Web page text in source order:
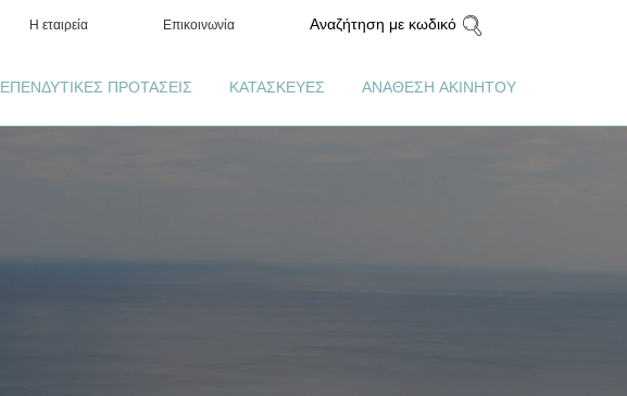
Η εταιρεία Επικοινωνία Αναζήτηση με κωδικό
ΕΠΕΝΔΥΤΙΚΕΣ ΠΡΟΤΑΣΕΙΣ ΚΑΤΑΣΚΕΥΕΣ ΑΝΑΘΕΣΗ ΑΚΙΝΗΤΟΥ